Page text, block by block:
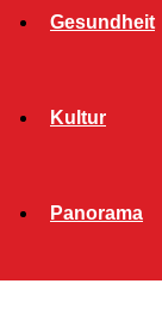
Gesundheit
Kultur
Panorama
Bau AG
die Corona-